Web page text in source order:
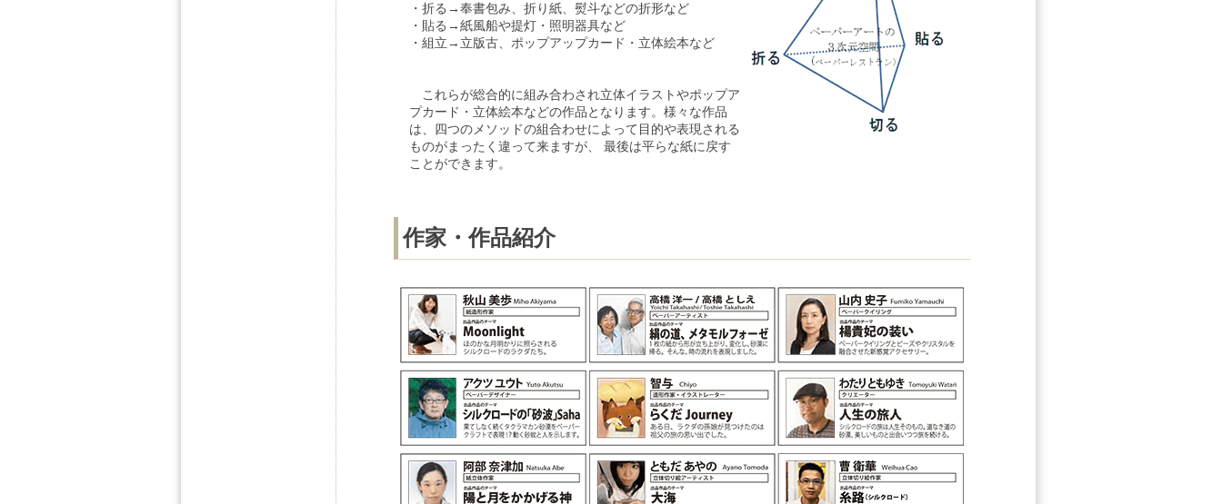
・折る→奉書包み、折り紙、熨斗などの折形など
・貼る→紙風船や提灯・照明器具など
・組立→立版古、ポップアップカード・立体絵本など
これらが総合的に組み合わされ立体イラストやポップア
プカード・立体絵本などの作品となります。様々な作品
は、四つのメソッドの組合わせによって目的や表現される
ものがまったく違って来ますが、 最後は平らな紙に戻す
ことができます。
作家・作品紹介